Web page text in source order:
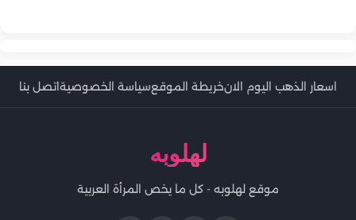
اسعار الذهب اليوم الانخريطة الموقعسياسة الخصوصيةاتصل بنا
لهلوبه
موقع لهلوبه - كل ما يخص المرأة العربية